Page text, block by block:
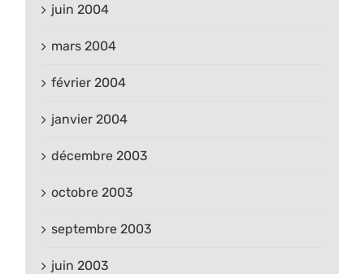
juin 2004
mars 2004
février 2004
janvier 2004
décembre 2003
octobre 2003
septembre 2003
juin 2003